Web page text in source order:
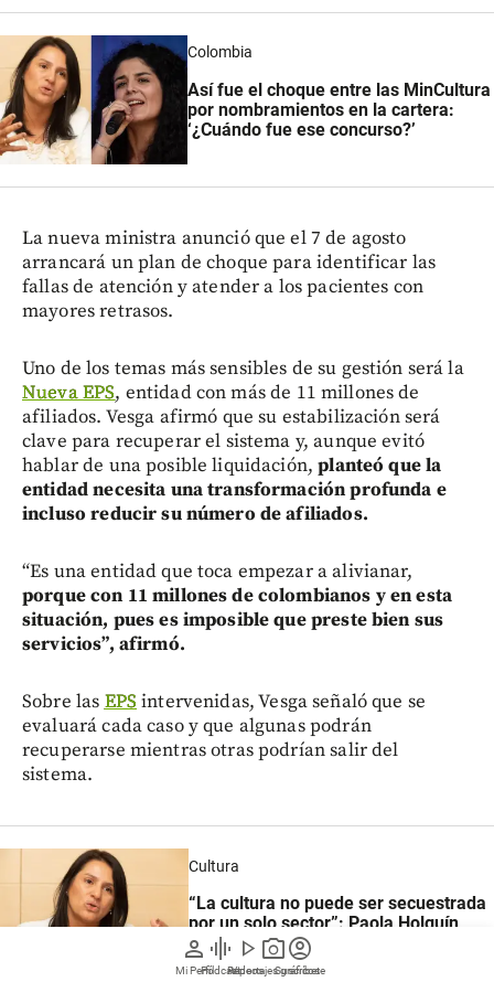
person
Mi Perfil
graphic_eq
Pódcast
play_arrow
Videos
photo_camera
Reportajes gráficos
account_circle
Suscríbete
Colombia
Así fue el choque entre las MinCultura
por nombramientos en la cartera:
‘¿Cuándo fue ese concurso?’
La nueva ministra anunció que el 7 de agosto
arrancará un plan de choque para identificar las
fallas de atención y atender a los pacientes con
mayores retrasos.
Uno de los temas más sensibles de su gestión será la
Nueva EPS, entidad con más de 11 millones de
afiliados. Vesga afirmó que su estabilización será
clave para recuperar el sistema y, aunque evitó
hablar de una posible liquidación, planteó que la
entidad necesita una transformación profunda e
incluso reducir su número de afiliados.
“Es una entidad que toca empezar a alivianar,
porque con 11 millones de colombianos y en esta
situación, pues es imposible que preste bien sus
servicios”, afirmó.
Sobre las EPS intervenidas, Vesga señaló que se
evaluará cada caso y que algunas podrán
recuperarse mientras otras podrían salir del
sistema.
Cultura
“La cultura no puede ser secuestrada
por un solo sector”: Paola Holguín,
ministra de cultura entrante